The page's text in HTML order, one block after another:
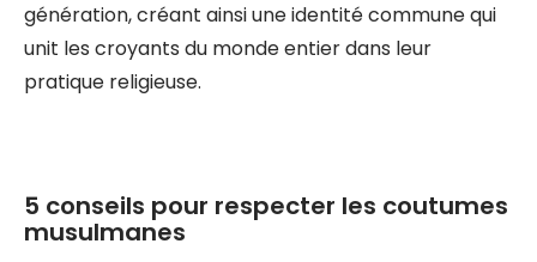
génération, créant ainsi une identité commune qui
unit les croyants du monde entier dans leur
pratique religieuse.
5 conseils pour respecter les coutumes
musulmanes